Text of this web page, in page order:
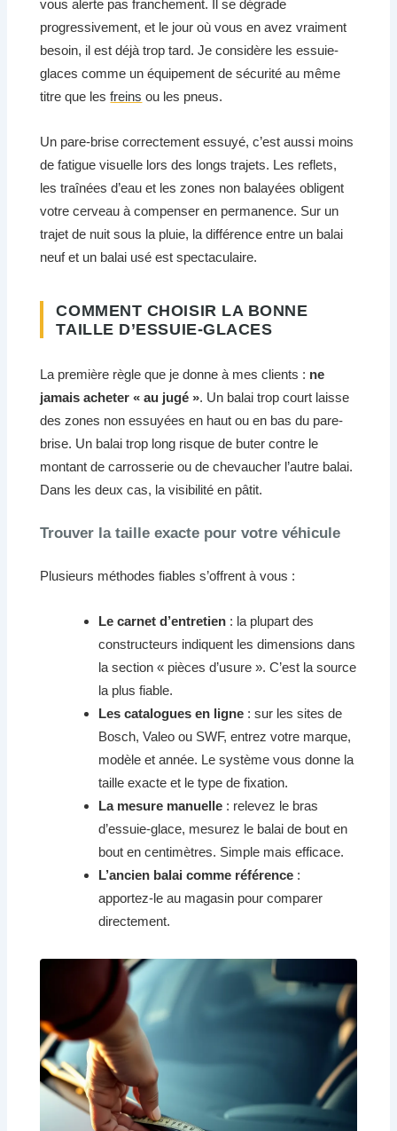
vous alerte pas franchement. Il se dégrade
progressivement, et le jour où vous en avez vraiment
besoin, il est déjà trop tard. Je considère les essuie-
glaces comme un équipement de sécurité au même
titre que lesfreins ou les pneus.
Un pare-brise correctement essuyé, c’est aussi moins
de fatigue visuelle lors des longs trajets. Les reflets,
les traînées d’eau et les zones non balayées obligent
votre cerveau à compenser en permanence. Sur un
trajet de nuit sous la pluie, la différence entre un balai
neuf et un balai usé est spectaculaire.
COMMENT CHOISIR LA BONNE
TAILLE D’ESSUIE-GLACES
La première règle que je donne à mes clients : ne
jamais acheter « au jugé ». Un balai trop court laisse
des zones non essuyées en haut ou en bas du pare-
brise. Un balai trop long risque de buter contre le
montant de carrosserie ou de chevaucher l’autre balai.
Dans les deux cas, la visibilité en pâtit.
Trouver la taille exacte pour votre véhicule
Plusieurs méthodes fiables s’offrent à vous :
Le carnet d’entretien : la plupart des
constructeurs indiquent les dimensions dans
la section « pièces d’usure ». C’est la source
la plus fiable.
Les catalogues en ligne : sur les sites de
Bosch, Valeo ou SWF, entrez votre marque,
modèle et année. Le système vous donne la
taille exacte et le type de fixation.
La mesure manuelle : relevez le bras
d’essuie-glace, mesurez le balai de bout en
bout en centimètres. Simple mais efficace.
L’ancien balai comme référence :
apportez-le au magasin pour comparer
directement.